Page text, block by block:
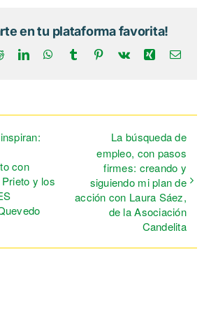
en tu plataforma favorita!
RedditLinkedInWhatsApp
Tumblr Pinterest
Vk XingCorreo
con
y los
La búsqueda de
empleo, con pasos
firmes: creando y
siguiendo mi plan de
acción con Laura Sáez,
de la Asociación
Candelita